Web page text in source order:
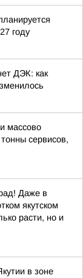
году
ДЭК: как
массово
сервисов,
Даже в
якутском
расти, но и
в зоне